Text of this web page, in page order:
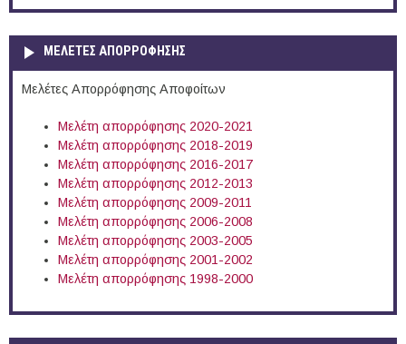
ΜΕΛΕΤΕΣ ΑΠΟΡΡΟΦΗΣΗΣ
Μελέτες Απορρόφησης Αποφοίτων
Μελέτη απορρόφησης 2020-2021
Μελέτη απορρόφησης 2018-2019
Μελέτη απορρόφησης 2016-2017
Μελέτη απορρόφησης 2012-2013
Μελέτη απορρόφησης 2009-2011
Μελέτη απορρόφησης 2006-2008
Μελέτη απορρόφησης 2003-2005
Μελέτη απορρόφησης 2001-2002
Μελέτη απορρόφησης 1998-2000